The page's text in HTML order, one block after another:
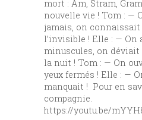
mort : Am, Stram,
nouvelle vie ! Tom : —
jamais, on
l’invisible ! Elle : — On
minuscules, on
la nuit ! Tom : — On
yeux fermés ! Elle : —
manquait ! Pour en
compagnie.
https://youtu.be/